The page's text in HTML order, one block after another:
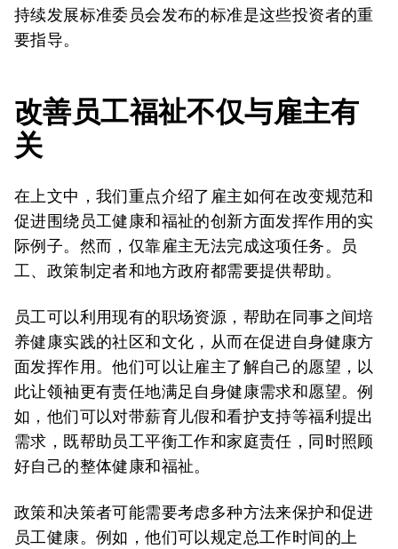
持续发展标准委员会发布的标准是这些投资者的重
要指导。
改善员工福祉不仅与雇主有
关
在上文中，我们重点介绍了雇主如何在改变规范和
促进围绕员工健康和福祉的创新方面发挥作用的实
际例子。然而，仅靠雇主无法完成这项任务。员
工、政策制定者和地方政府都需要提供帮助。
员工可以利用现有的职场资源，帮助在同事之间培
养健康实践的社区和文化，从而在促进自身健康方
面发挥作用。他们可以让雇主了解自己的愿望，以
此让领袖更有责任地满足自身健康需求和愿望。例
如，他们可以对带薪育儿假和看护支持等福利提出
需求，既帮助员工平衡工作和家庭责任，同时照顾
好自己的整体健康和福祉。
政策和决策者可能需要考虑多种方法来保护和促进
员工健康。例如，他们可以规定总工作时间的上